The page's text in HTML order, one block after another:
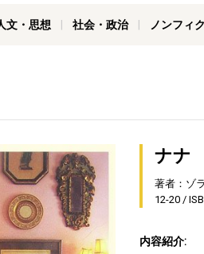
文・思想 社会・政治 ノンフィ
ナナ
著者：ゾラ
12-20
内容紹介: